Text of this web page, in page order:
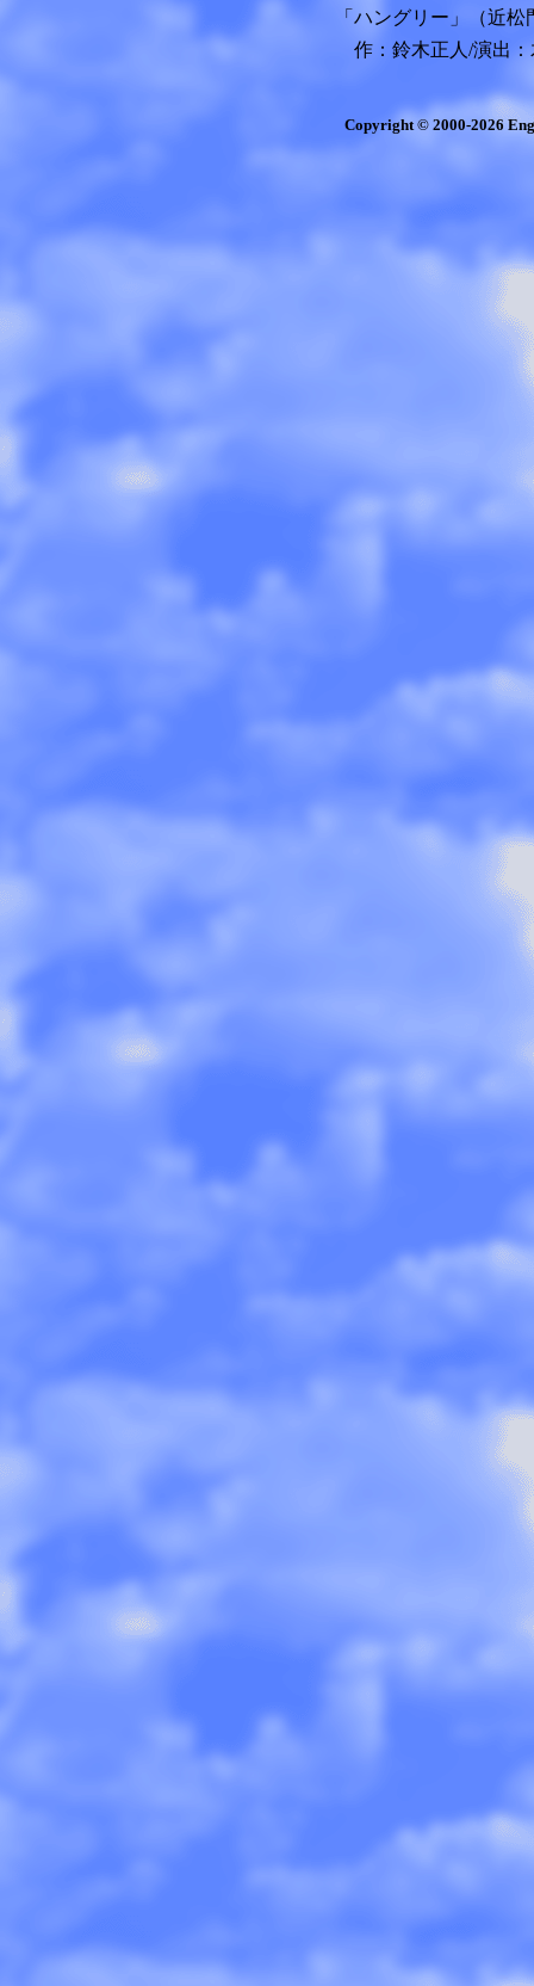
「ハングリー」
（近
作：鈴木正人/演出：
Copyright © 2000-2026